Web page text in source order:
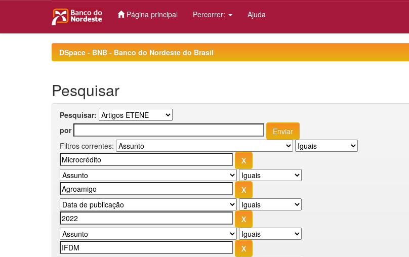
Página principal Percorrer: Ajuda
DSpace - BNB - Banco do Nordeste do Brasil
Pesquisar
Pesquisar:
por
Filtros correntes: